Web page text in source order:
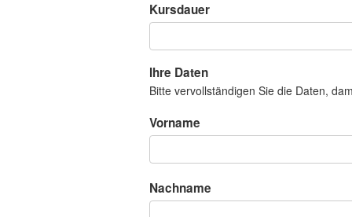
Kursdauer
Ihre Daten
Bitte vervollständigen Sie die Daten,
Vorname
Nachname